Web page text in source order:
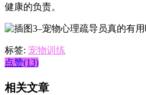
健康的负责。
标签: 宠物训练
点赞(13)
相关文章